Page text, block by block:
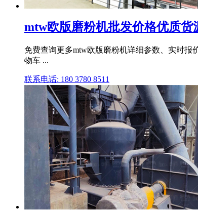
mtw欧版磨粉机批发价格优质货
免费查询更多mtw欧版磨粉机详细参数、实时
物车 ...
联系电话: 180 3780 8511